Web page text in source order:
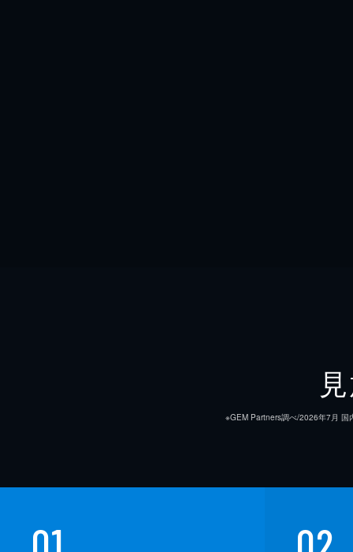
※GEM Partners調べ/2026年7⽉ 国